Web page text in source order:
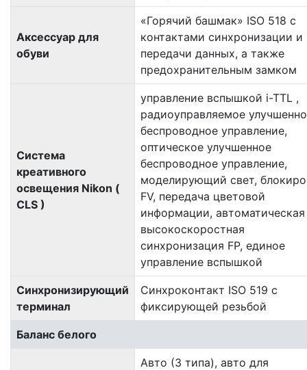
Аксессуар для
обуви
«Горячий башмак» ISO 518 с
контактами синхронизации и
передачи данных, а также
предохранительным замком
Система
креативного
освещения Nikon (
CLS )
управление вспышкой i-TTL ,
радиоуправляемое
беспроводное управление,
оптическое улучшенное
беспроводное управление,
моделирующий свет,
FV, передача цветовой
информации, автоматическая
высокоскоростная
синхронизация FP, единое
управление вспышкой
Синхронизирующий
терминал
Синхроконтакт ISO 519 с
фиксирующей резьбой
Баланс белого
Авто (3 типа), авто для